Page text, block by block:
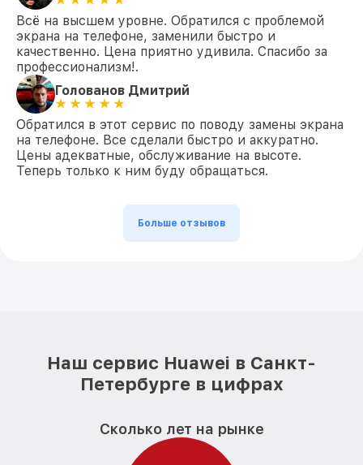
Всё на высшем уровне. Обратился с проблемой
экрана на телефоне, заменили быстро и
качественно. Цена приятно удивила. Спасибо за
профессионализм!.
Голованов Дмитрий
Обратился в этот сервис по поводу замены экрана
на телефоне. Все сделали быстро и аккуратно.
Цены адекватные, обслуживание на высоте.
Теперь только к ним буду обращаться.
Больше отзывов
Наш сервис Huawei в Санкт-
Петербурге в цифрах
Сколько лет на рынке